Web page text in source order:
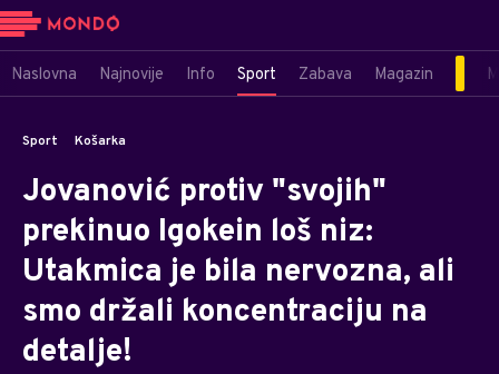
Naslovna Najnovije Info Sport Zabava Magazin
Sport Košarka
Jovanović protiv "svojih"
prekinuo Igokein loš niz:
Utakmica je bila nervozna, ali
smo držali koncentraciju na
detalje!